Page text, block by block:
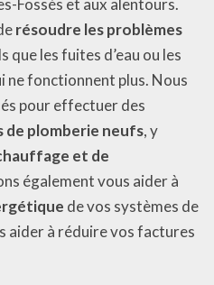
résoudre les problèmes
que les fuites d’eau ou les
ne fonctionnent plus. Nous
pour effectuer des
de plomberie neufs, y
et de
également vous aider à
de vos systèmes de
aider à réduire vos factures